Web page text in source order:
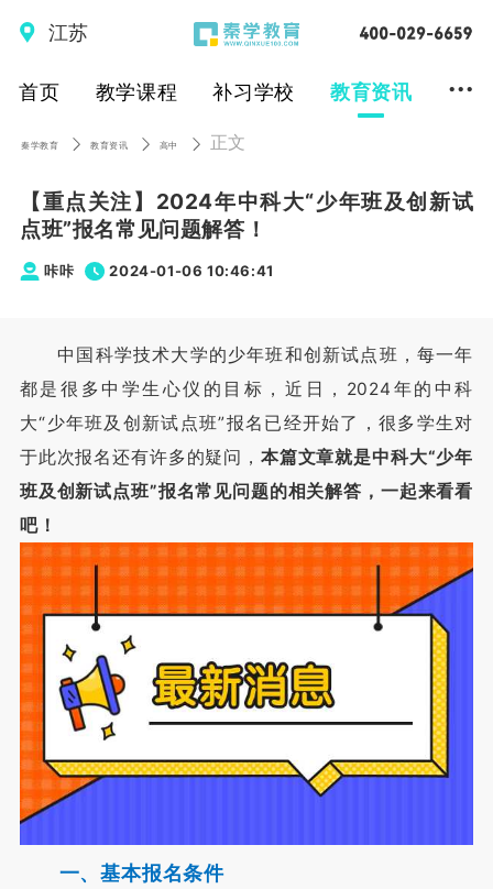
江苏
首页 教学课程 补习学校 教育资讯 ...
秦学教育 教育资讯 高中 正文
【重点关注】2024年中科大“少年班及创新试
点班”报名常见问题解答！
咔咔 2024-01-06 10:46:41
中国科学技术大学的少年班和创新试点班，每一年
都是很多中学生心仪的目标，近日，2024年的中科
大“少年班及创新试点班”报名已经开始了，很多学生对
于此次报名还有许多的疑问， 本篇文章就是中科大“少年
班及创新试点班”报名常见问题的相关解答，一起来看看
吧！
一、基本报名条件